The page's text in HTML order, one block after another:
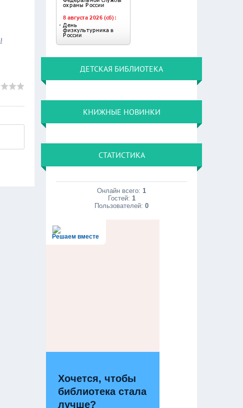
ДЕТСКАЯ БИБЛИОТЕКА
КНИЖНЫЕ НОВИНКИ
СТАТИСТИКА
Онлайн всего:1
Гостей: 1
Пользователей:0
Решаем вместе
Хочется, чтобы
библиотека стала
лучше?